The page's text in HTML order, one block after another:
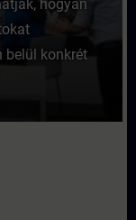
hogyan
belül konkrét